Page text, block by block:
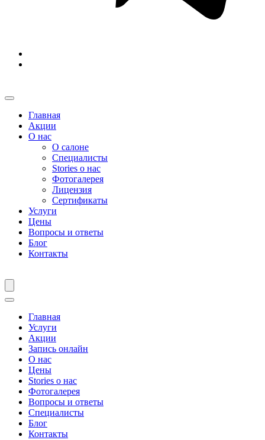
Главная
Акции
О нас
О салоне
Специалисты
Stories о нас
Фотогалерея
Лицензия
Сертификаты
Услуги
Цены
Вопросы и ответы
Блог
Контакты
Главная
Услуги
Акции
Запись онлайн
О нас
Цены
Stories о нас
Фотогалерея
Вопросы и ответы
Специалисты
Блог
Контакты